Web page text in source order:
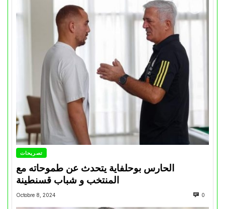
تصريحات
الحارس بوحلفاية يتحدث عن طموحاته مع
المنتخب و شباب قسنطينة
Octobre 8, 2024 0